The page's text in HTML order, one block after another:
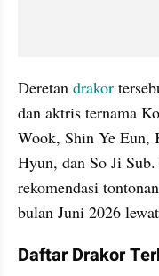
Deretan drakor
dan aktris ternama
Wook, Shin Ye Eun,
Hyun, dan So Ji
rekomendasi
bulan Juni 2026
Daftar Drakor